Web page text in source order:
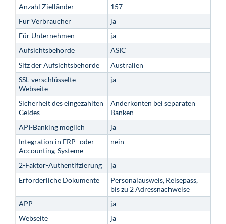
Anzahl Zielländer
157
Für Verbraucher
ja
Für Unternehmen
ja
Aufsichtsbehörde
ASIC
Sitz der Aufsichtsbehörde
Australien
SSL-verschlüsselte
Webseite
ja
Sicherheit des eingezahlten
Geldes
Anderkonten bei separaten
Banken
API-Banking möglich
ja
Integration in ERP- oder
Accounting-Systeme
nein
2-Faktor-Authentifzierung
ja
Erforderliche Dokumente
Personalausweis, Reisepass,
bis zu 2 Adressnachweise
APP
ja
Webseite
ja